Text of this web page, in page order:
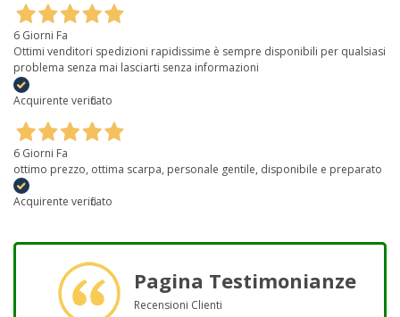
6 Giorni Fa
Ottimi venditori spedizioni rapidissime è sempre disponibili per qualsiasi
problema senza mai lasciarti senza informazioni
Acquirente verificato
6 Giorni Fa
ottimo prezzo, ottima scarpa, personale gentile, disponibile e preparato
Acquirente verificato
Pagina Testimonianze
Recensioni Clienti